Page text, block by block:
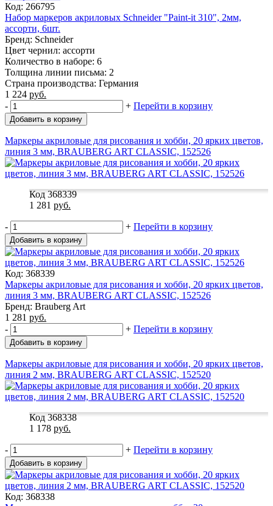
Код: 266795
Набор маркеров акриловых Schneider "Paint-it 310", 2мм,
ассорти, 6шт.
Бренд: Schneider
Цвет чернил: ассорти
Количество в наборе: 6
Толщина линии письма: 2
Страна производства: Германия
1 224 руб.
-
+ Перейти в корзину
Добавить в корзину
Маркеры акриловые для рисования и хобби, 20 ярких цветов,
линия 3 мм, BRAUBERG ART CLASSIC, 152526
Код 368339
1 281 руб.
- + Перейти в корзину
Добавить в корзину
Код: 368339
Маркеры акриловые для рисования и хобби, 20 ярких цветов,
линия 3 мм, BRAUBERG ART CLASSIC, 152526
Бренд: Brauberg Art
1 281 руб.
-
+ Перейти в корзину
Добавить в корзину
Маркеры акриловые для рисования и хобби, 20 ярких цветов,
линия 2 мм, BRAUBERG ART CLASSIC, 152520
Код 368338
1 178 руб.
- + Перейти в корзину
Добавить в корзину
Код: 368338